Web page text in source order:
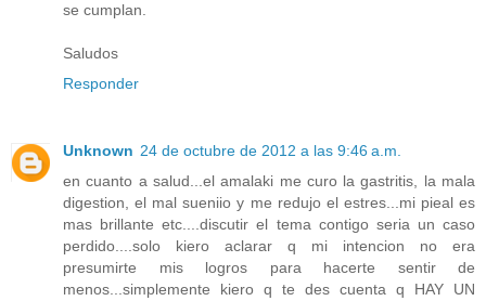
se cumplan.
Saludos
Responder
Unknown 24 de octubre de 2012 a las 9:46 a.m.
en cuanto a salud...el amalaki me curo la gastritis, la mala
digestion, el mal sueniio y me redujo el estres...mi pieal es
mas brillante etc....discutir el tema contigo seria un caso
perdido....solo kiero aclarar q mi intencion no era
presumirte mis logros para hacerte sentir de
menos...simplemente kiero q te des cuenta q HAY UN